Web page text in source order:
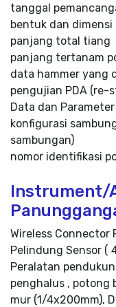
tanggal
bentuk dan
panjang total tiang
panjang tertanam
data hammer yang
pengujian PDA (re-
Data dan
konfigurasi
sambungan)
nomor identifikasi
Instrument/
Wireless Connector
Pelindung Sensor (
Peralatan
penghalus , potong
mur (1/4x200mm),